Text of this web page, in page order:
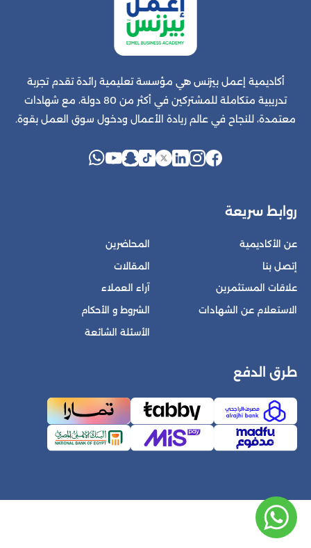
أكاديمية إعمل بيزنس هي مؤسسة تعليمية رائدة تقدم تجربة
تدريبية متكاملة للمشتركين في أكثر من 80 دولة، مع شهادات
معتمدة، للنجاح في عالم ريادة الأعمال ودخول سوق العمل بقوة.
روابط سريعة
عن الأكاديمية
إتصل بنا
علاقات المستثمرين
الاستعلام عن الشهادات
المحاضرين
المقالات
آراء العملاء
الشروط و الأحكام
الأسئلة الشائعة
طرق الدفع